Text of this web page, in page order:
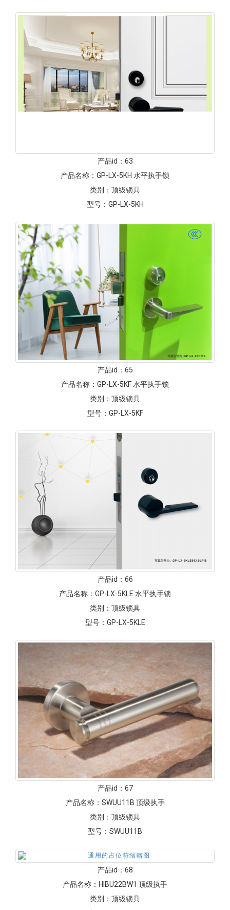
产品id： 63
产品名称： GP-LX-5KH 水平执手锁
类别： 顶级锁具
型号： GP-LX-5KH
产品id： 65
产品名称： GP-LX-5KF 水平执手锁
类别： 顶级锁具
型号： GP-LX-5KF
产品id： 66
产品名称： GP-LX-5KLE 水平执手锁
类别： 顶级锁具
型号： GP-LX-5KLE
产品id： 67
产品名称： SWUU11B 顶级执手
类别： 顶级锁具
型号： SWUU11B
产品id： 68
产品名称： HIBU22BW1 顶级执手
类别： 顶级锁具